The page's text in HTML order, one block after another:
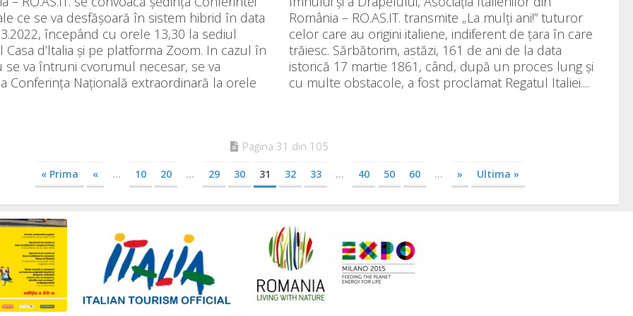
ce se va desfășoară în sistem hibrid în data
începând cu orele 13,30 la sediul
d’ltalia și pe platforma Zoom. In cazul în
se va întruni cvorumul necesar, se va
Conferința Națională extraordinară la orele
România – RO.AS.IT. transmite „La mulți ani!” tuturor
celor care au origini italiene, indiferent de țara în care
trăiesc. Sărbătorim, astăzi, 161 de ani de la data
istorică 17 martie 1861, când, după un proces lung și
cu multe obstacole, a fost proclamat Regatul Italiei....
Pagina 31 din 105
« Prima « ... 10 20 ... 29 30 31 32 33 ... 40 50 60 ... » Ultima »